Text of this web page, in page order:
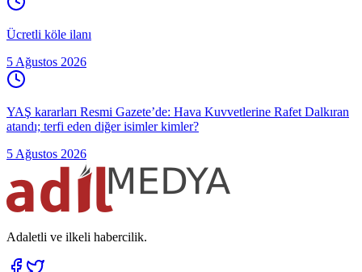
Ücretli köle ilanı
5 Ağustos 2026
YAŞ kararları Resmi Gazete’de: Hava Kuvvetlerine Rafet Dalkıran
atandı; terfi eden diğer isimler kimler?
5 Ağustos 2026
Adaletli ve ilkeli habercilik.